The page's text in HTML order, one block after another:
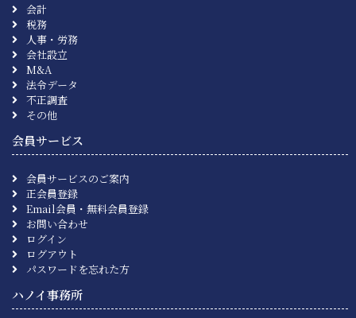
会計
税務
人事・労務
会社設立
M&A
法令データ
不正調査
その他
会員サービス
会員サービスのご案内
正会員登録
Email会員・無料会員登録
お問い合わせ
ログイン
ログアウト
パスワードを忘れた方
ハノイ事務所